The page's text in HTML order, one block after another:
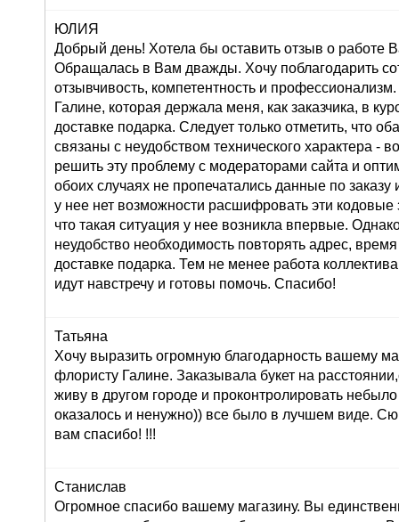
ЮЛИЯ
Добрый день! Хотела бы оставить отзыв о работе
Обращалась в Вам дважды. Хочу поблагодарить
отзывчивость, компетентность и
Галине, которая держала меня, как заказчика, в
доставке подарка. Следует только отметить, что
связаны с неудобством технического характера -
решить эту проблему с модераторами сайта и
обоих случаях не пропечатались данные по заказу
у нее нет возможности расшифровать эти кодовые
что такая ситуация у нее возникла впервые.
неудобство необходимость повторять адрес,
доставке подарка. Тем не менее работа
идут навстречу и готовы помочь. Спасибо!
Татьяна
Хочу выразить огромную благодарность вашему
флористу Галине. Заказывала букет на
живу в другом городе и проконтролировать
оказалось и ненужно)) все было в лучшем виде.
вам спасибо! !!!
Станислав
Огромное спасибо вашему магазину. Вы